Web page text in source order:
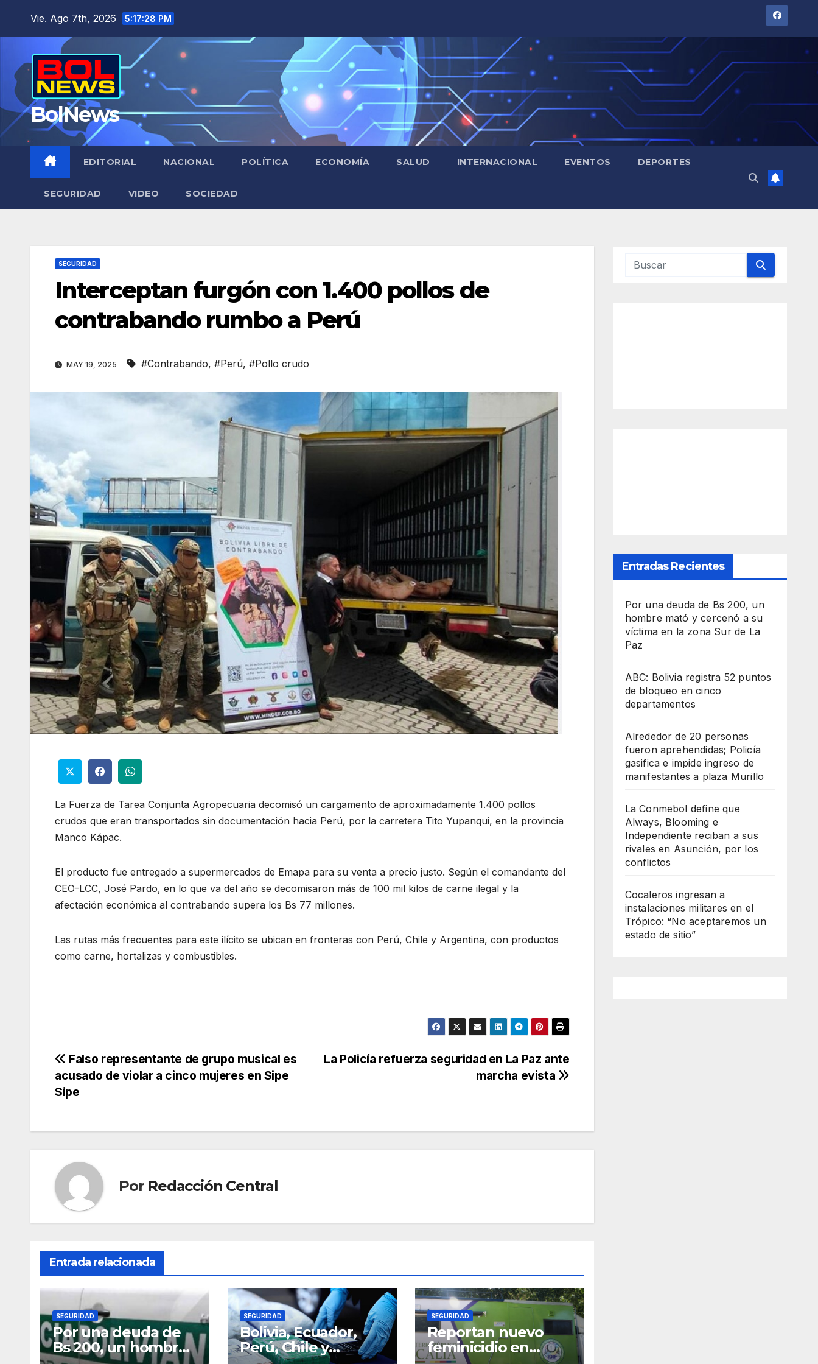
Vie. Ago 7th, 2026 5:17:29 PM
BolNews
EDITORIAL NACIONAL POLÍTICA ECONOMÍA SALUD INTERNACIONAL EVENTOS DEPORTES
SEGURIDAD VIDEO SOCIEDAD
SEGURIDAD
Interceptan furgón con 1.400 pollos de
contrabando rumbo a Perú
MAY 19, 2025 #Contrabando, #Perú, #Pollo crudo
La Fuerza de Tarea Conjunta Agropecuaria decomisó un cargamento de aproximadamente 1.400 pollos
crudos que eran transportados sin documentación hacia Perú, por la carretera Tito Yupanqui, en la provincia
Manco Kápac.
El producto fue entregado a supermercados de Emapa para su venta a precio justo. Según el comandante del
CEO-LCC, José Pardo, en lo que va del año se decomisaron más de 100 mil kilos de carne ilegal y la
afectación económica al contrabando supera los Bs 77 millones.
Las rutas más frecuentes para este ilícito se ubican en fronteras con Perú, Chile y Argentina, con productos
como carne, hortalizas y combustibles.
Navegación
de
La Policía refuerza seguridad en La Paz ante
marcha evista
Falso representante de grupo musical es
acusado de violar a cinco mujeres en Sipe
Sipe
Por Redacción Central
Entrada relacionada
SEGURIDAD
Por una deuda de
Bs 200, un hombre
SEGURIDAD
Bolivia, Ecuador,
Perú, Chile y
SEGURIDAD
Reportan nuevo
feminicidio en
Entradas Recientes
Por una deuda de Bs 200, un
hombre mató y cercenó a su
víctima en la zona Sur de La
Paz
ABC: Bolivia registra 52 puntos
de bloqueo en cinco
departamentos
Alrededor de 20 personas
fueron aprehendidas; Policía
gasifica e impide ingreso de
manifestantes a plaza Murillo
La Conmebol define que
Always, Blooming e
Independiente reciban a sus
rivales en Asunción, por los
conflictos
Cocaleros ingresan a
instalaciones militares en el
Trópico: “No aceptaremos un
estado de sitio”